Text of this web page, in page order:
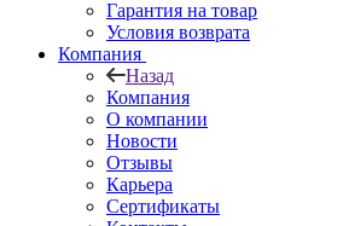
Гарантия на товар
Условия возврата
Компания
Назад
Компания
О компании
Новости
Отзывы
Карьера
Сертификаты